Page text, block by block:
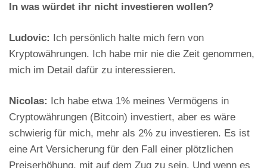
In was würdet ihr nicht investieren wollen?
Ludovic: Ich persönlich halte mich fern von
Kryptowährungen. Ich habe mir nie die Zeit genommen,
mich im Detail dafür zu interessieren.
Nicolas: Ich habe etwa 1% meines Vermögens in
Cryptowährungen (Bitcoin) investiert, aber es wäre
schwierig für mich, mehr als 2% zu investieren. Es ist
eine Art Versicherung für den Fall einer plötzlichen
Preiserhöhung, mit auf dem Zug zu sein. Und wenn es